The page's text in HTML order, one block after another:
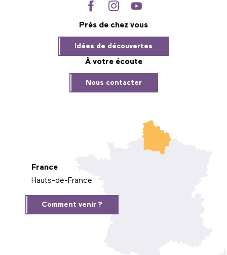
Près de chez vous
Idées de découvertes
À votre écoute
Nous contacter
France
Hauts-de-France
Comment venir ?